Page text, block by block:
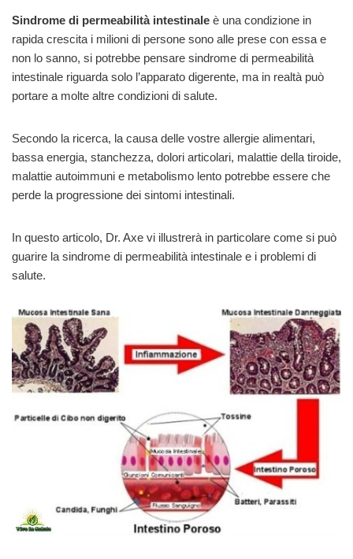
Sindrome di permeabilità intestinale è una condizione in
rapida crescita i milioni di persone sono alle prese con essa e
non lo sanno, si potrebbe pensare sindrome di permeabilità
intestinale riguarda solo l’apparato digerente, ma in realtà può
portare a molte altre condizioni di salute.
Secondo la ricerca, la causa delle vostre allergie alimentari,
bassa energia, stanchezza, dolori articolari, malattie della tiroide,
malattie autoimmuni e metabolismo lento potrebbe essere che
perde la progressione dei sintomi intestinali.
In questo articolo, Dr. Axe vi illustrerà in particolare come si può
guarire la sindrome di permeabilità intestinale e i problemi di
salute.